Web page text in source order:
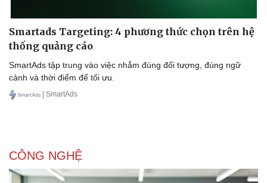
Smartads Targeting: 4 phương thức chọn trên hệ
thống quảng cáo
SmartAds tập trung vào việc nhắm đúng đối tượng, đúng ngữ
cảnh và thời điểm để tối ưu.
| SmartAds
CÔNG NGHỆ